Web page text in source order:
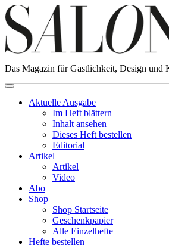
Das Magazin für Gastlichkeit, Design und
Aktuelle Ausgabe
Im Heft blättern
Inhalt ansehen
Dieses Heft bestellen
Editorial
Artikel
Artikel
Video
Abo
Shop
Shop Startseite
Geschenkpapier
Alle Einzelhefte
Hefte bestellen